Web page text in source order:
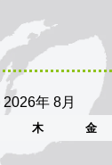
2026年 8月
木 金